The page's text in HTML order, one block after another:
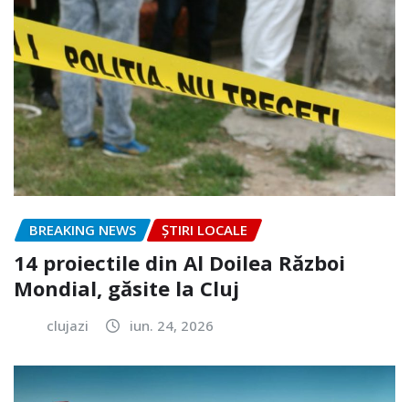
BREAKING NEWS ȘTIRI LOCALE
14 proiectile din Al Doilea Război
Mondial, găsite la Cluj
clujazi iun. 24, 2026